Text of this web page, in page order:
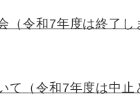
（令和7年度は終了し
て（令和7年度は中止